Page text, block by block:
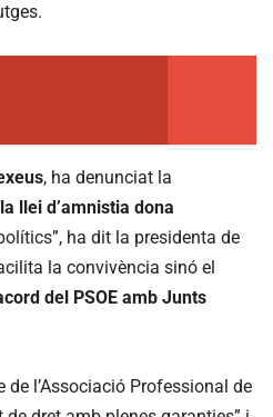
, ha denunciat la
la llei d’amnistia dona
ha dit la presidenta de
la convivència sinó el
del PSOE amb Junts
de l’Associació Professional de